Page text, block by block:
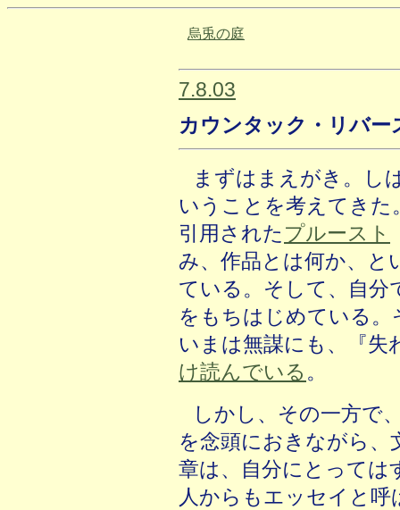
烏兎の庭
7.8.03
カウンタック・リバ
まずはまえがき。し
いうことを考えてきた
引用された プルースト
み、作品とは何か、
ている。そして、自分
をもちはじめている
いまは無謀にも、『失
け読んでいる 。
しかし、その一方で
を念頭におきながら、
章は、自分にとっては
人からもエッセイと